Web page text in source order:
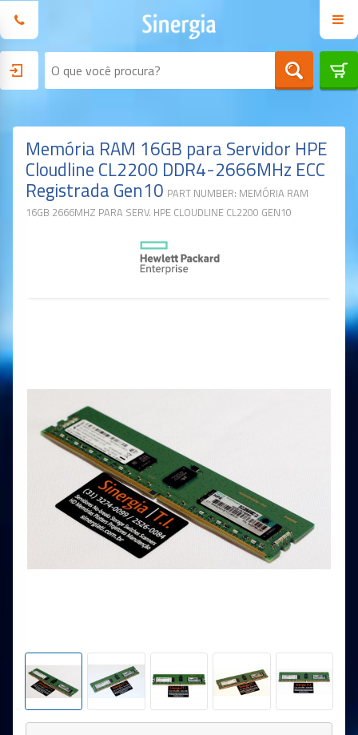
Memória RAM 16GB para Servidor HPE
Cloudline CL2200 DDR4-2666MHz ECC
Registrada Gen10 PART NUMBER: MEMÓRIA RAM
16GB 2666MHZ PARA SERV. HPE CLOUDLINE CL2200 GEN10